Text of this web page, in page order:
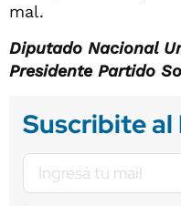
mal.
Diputado Nacional
Presidente Partido
Suscribite